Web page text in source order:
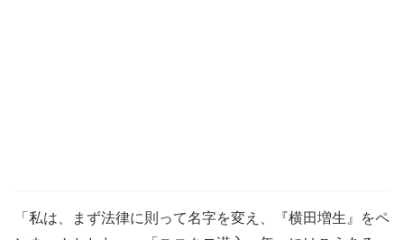
「私は、まず法律に則って名字を変え、『横田増生』をペ